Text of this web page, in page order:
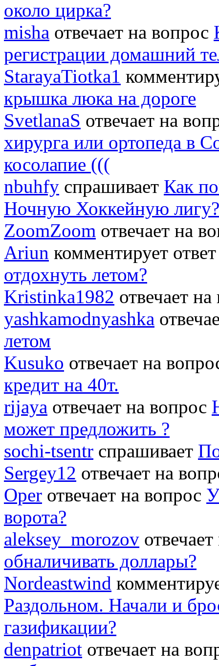
около цирка?
misha отвечает на вопрос
регистрации домашний
StarayaTiotka1
крышка люка на дороге
SvetlanaS отвечает на
хирурга или ортопеда в
косолапие (((
nbuhfy спрашивает Как
Ночную Хоккейную лигу?
ZoomZoom отвечает на
Ariun комментирует
отдохнуть летом?
Kristinka1982 отвечает
yashkamodnyashka
летом
Kusuko отвечает на
кредит на 40т.
rijaya отвечает на вопрос
может предложить ?
sochi-tsentr спрашивает
Sergey12 отвечает на
Oper отвечает на вопрос
ворота?
aleksey_morozov
обналичивать доллары?
Nordeastwind
Раздольном. Начали и
газификации?
denpatriot отвечает на